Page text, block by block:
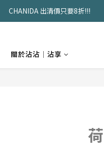
久坐神器>>坐&靠墊組合只要$1488
CHANIDA 出清價只要8折!!!
關於沾沾｜沾享